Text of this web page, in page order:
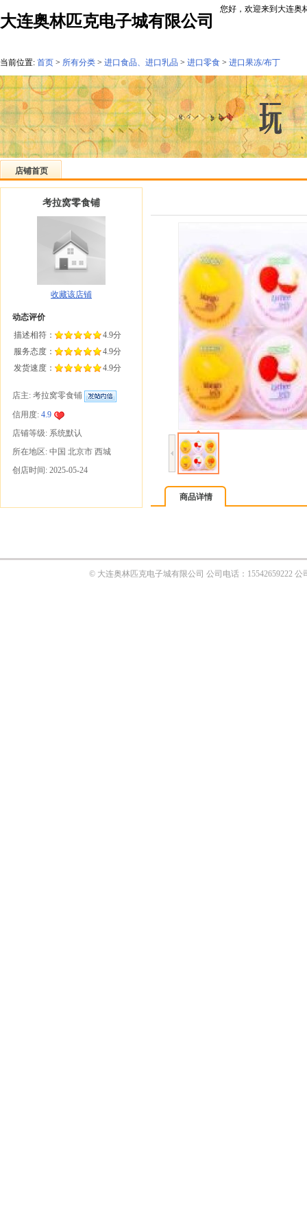
大连奥林匹克电子城有限公司
您好，欢迎来到大连奥
当前位置: 首页 > 所有分类 > 进口食品、进口乳品 > 进口零食 > 进口果冻/布丁
店铺首页
商品详情
© 大连奥林匹克电子城有限公司 公司电话：15542659222